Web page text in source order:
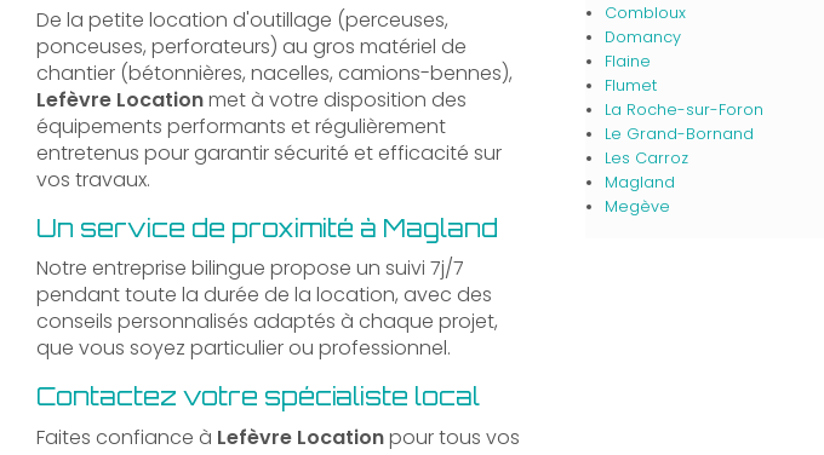
De la petite location d'outillage (perceuses,
ponceuses, perforateurs) au gros matériel de
chantier (bétonnières, nacelles, camions-bennes),
Lefèvre Locationmet à votre disposition des
équipements performants et régulièrement
entretenus pour garantir sécurité et efficacité sur
vos travaux.
Un service de proximité à Magland
Notre entreprise bilingue propose un suivi 7j/7
pendant toute la durée de la location, avec des
conseils personnalisés adaptés à chaque projet,
que vous soyez particulier ou professionnel.
Contactez votre spécialiste local
Faites confiance à Lefèvre Locationpour tous vos
Combloux
Domancy
Flaine
Flumet
La Roche-sur-Foron
Le Grand-Bornand
Les Carroz
Magland
Megève